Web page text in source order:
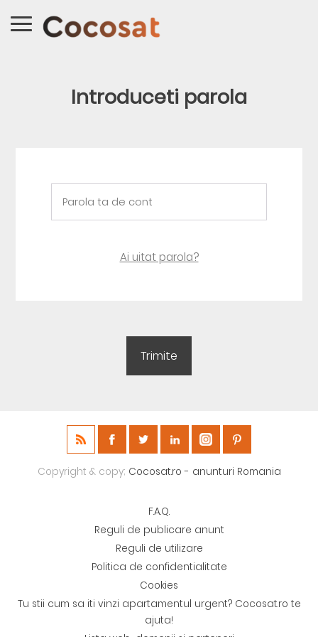
Introduceti parola
Ai uitat parola?
Copyright & copy; Cocosat.ro - anunturi Romania
F.A.Q.
Reguli de publicare anunt
Reguli de utilizare
Politica de confidentialitate
Cookies
Tu stii cum sa iti vinzi apartamentul urgent? Cocosat.ro te
ajuta!